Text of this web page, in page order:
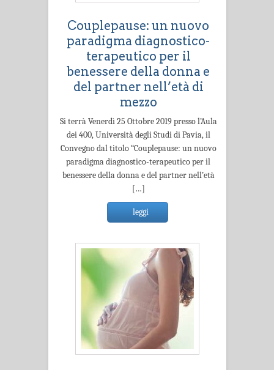
Couplepause: un nuovo
paradigma diagnostico-
terapeutico per il
benessere della donna e
del partner nell’età di
mezzo
Si terrà Venerdì 25 Ottobre 2019 presso l’Aula
dei 400, Università degli Studi di Pavia, il
Convegno dal titolo “Couplepause: un nuovo
paradigma diagnostico-terapeutico per il
benessere della donna e del partner nell’età
[…]
leggi